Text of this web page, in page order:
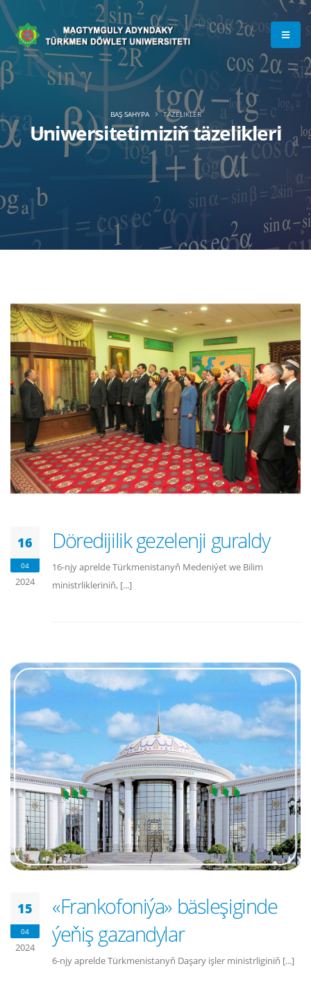
Uniwersitetimiziň täzelikleri
BAŞ SAHYPA TÄZELIKLER
16
04
2024
Döredijilik gezelenji guraldy
16-njy aprelde Türkmenistanyň Medeniýet we Bilim
ministrlikleriniň, [...]
15
04
2024
«Frankofoniýa» bäsleşiginde
ýeňiş gazandylar
6-njy aprelde Türkmenistanyň Daşary işler ministrliginiň [...]